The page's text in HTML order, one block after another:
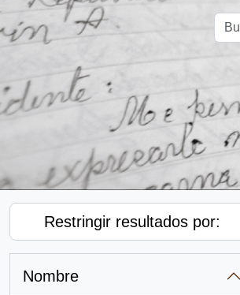
Restringir resultados por:
Nombre